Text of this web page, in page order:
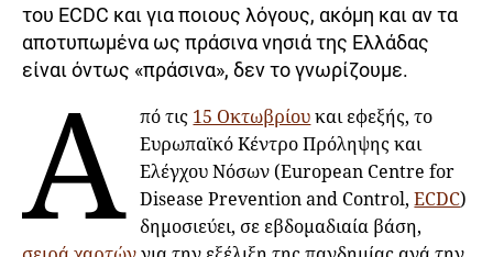
του ECDC και για ποιους λόγους, ακόμη και αν τα
αποτυπωμένα ως πράσινα νησιά της Ελλάδας
είναι όντως «πράσινα», δεν το γνωρίζουμε.
Α πό τις 15 Οκτωβρίουκαι εφεξής, το
Ευρωπαϊκό Κέντρο Πρόληψης και
Ελέγχου Νόσων (European Centre for
Disease Prevention and Control,ECDC)
δημοσιεύει, σε εβδομαδιαία βάση,